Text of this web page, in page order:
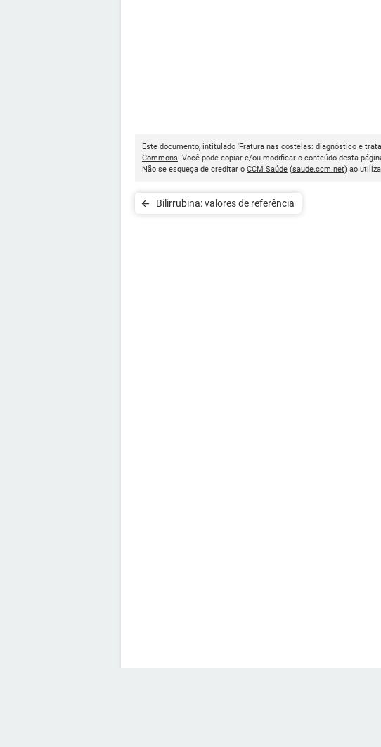
Este documento, intitulado 'Fratura nas costelas: diagnóstico e
Commons. Você pode copiar e/ou modificar o conteúdo desta
Não se esqueça de creditar o CCM Saúde (saude.ccm.net) ao
Bilirrubina: valores de referência